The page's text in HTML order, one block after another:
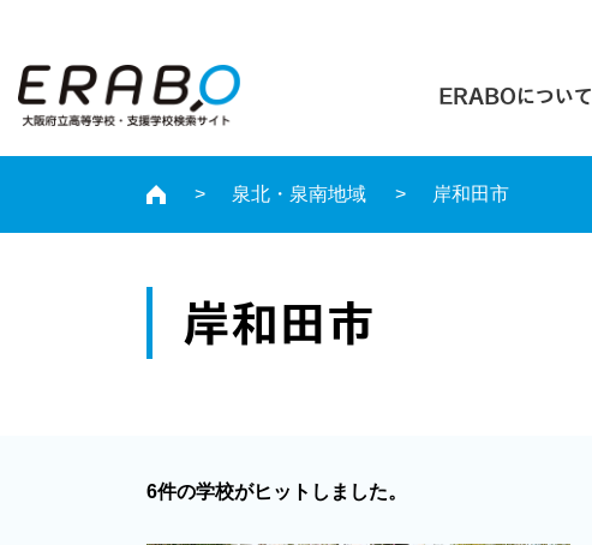
ERABOについて
泉北・泉南地域 岸和田市
岸和田市
6件の学校がヒットしました。